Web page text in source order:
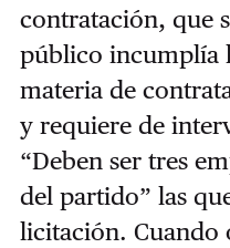
contratación, que
público incumplía
materia de
y requiere de
“Deben ser tres
del partido” las
licitación. Cuando